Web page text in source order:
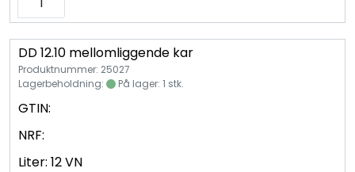
DD 12.10 mellomliggende kar
Produktnummer: 25027
Lagerbeholdning:
På lager: 1 stk.
GTIN:
NRF:
Liter: 12 VN